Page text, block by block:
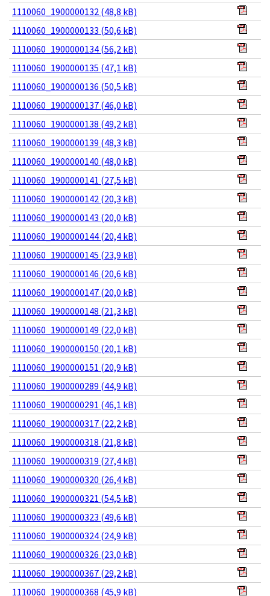
1110060_1900000132 (48,8 kB)
1110060_1900000133 (50,6 kB)
1110060_1900000134 (56,2 kB)
1110060_1900000135 (47,1 kB)
1110060_1900000136 (50,5 kB)
1110060_1900000137 (46,0 kB)
1110060_1900000138 (49,2 kB)
1110060_1900000139 (48,3 kB)
1110060_1900000140 (48,0 kB)
1110060_1900000141 (27,5 kB)
1110060_1900000142 (20,3 kB)
1110060_1900000143 (20,0 kB)
1110060_1900000144 (20,4 kB)
1110060_1900000145 (23,9 kB)
1110060_1900000146 (20,6 kB)
1110060_1900000147 (20,0 kB)
1110060_1900000148 (21,3 kB)
1110060_1900000149 (22,0 kB)
1110060_1900000150 (20,1 kB)
1110060_1900000151 (20,9 kB)
1110060_1900000289 (44,9 kB)
1110060_1900000291 (46,1 kB)
1110060_1900000317 (22,2 kB)
1110060_1900000318 (21,8 kB)
1110060_1900000319 (27,4 kB)
1110060_1900000320 (26,4 kB)
1110060_1900000321 (54,5 kB)
1110060_1900000323 (49,6 kB)
1110060_1900000324 (24,9 kB)
1110060_1900000326 (23,0 kB)
1110060_1900000367 (29,2 kB)
1110060_1900000368 (45,9 kB)